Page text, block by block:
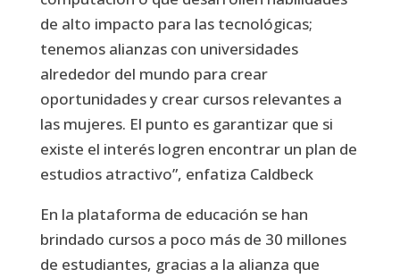
de alto impacto para las tecnológicas;
tenemos alianzas con universidades
alrededor del mundo para crear
oportunidades y crear cursos relevantes a
las mujeres. El punto es garantizar que si
existe el interés logren encontrar un plan de
estudios atractivo”, enfatiza Caldbeck
En la plataforma de educación se han
brindado cursos a poco más de 30 millones
de estudiantes, gracias a la alianza que